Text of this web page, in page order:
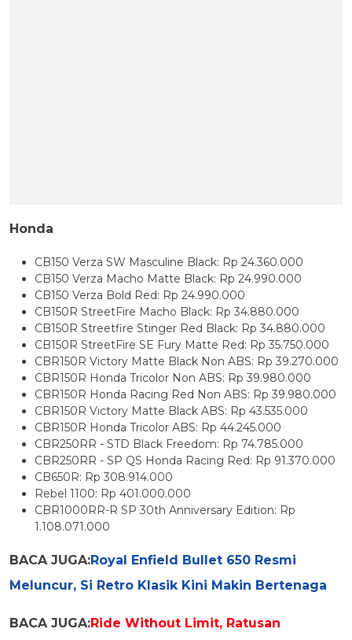
Honda
CB150 Verza SW Masculine Black: Rp 24.360.000
CB150 Verza Macho Matte Black: Rp 24.990.000
CB150 Verza Bold Red: Rp 24.990.000
CB150R StreetFire Macho Black: Rp 34.880.000
CB150R Streetfire Stinger Red Black: Rp 34.880.000
CB150R StreetFire SE Fury Matte Red: Rp 35.750.000
CBR150R Victory Matte Black Non ABS: Rp 39.270.000
CBR150R Honda Tricolor Non ABS: Rp 39.980.000
CBR150R Honda Racing Red Non ABS: Rp 39.980.000
CBR150R Victory Matte Black ABS: Rp 43.535.000
CBR150R Honda Tricolor ABS: Rp 44.245.000
CBR250RR - STD Black Freedom: Rp 74.785.000
CBR250RR - SP QS Honda Racing Red: Rp 91.370.000
CB650R: Rp 308.914.000
Rebel 1100: Rp 401.000.000
CBR1000RR-R SP 30th Anniversary Edition: Rp
1.108.071.000
BACA JUGA:Royal Enfield Bullet 650 Resmi
Meluncur, Si Retro Klasik Kini Makin Bertenaga
BACA JUGA:Ride Without Limit, Ratusan